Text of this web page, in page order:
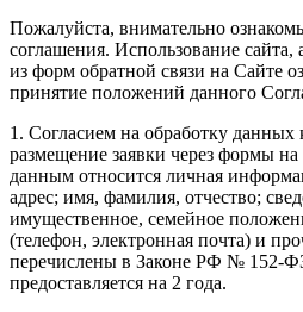
Пожалуйста, внимательно
соглашения. Использование
из форм обратной связи на Сайте
принятие положений данного
1. Согласием на обработку данных
размещение заявки через формы
данным относится личная
адрес; имя, фамилия, отчество;
имущественное, семейное
(телефон, электронная почта) и
перечислены в Законе РФ № 152-
предоставляется на 2 года.